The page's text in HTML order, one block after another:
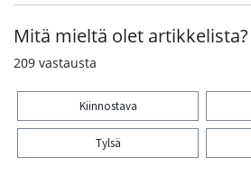
Mitä mieltä olet artikkelista?
209 vastausta
Kiinnostava
Tylsä